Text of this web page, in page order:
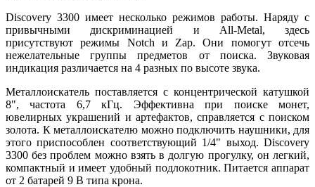
Discovery 3300 имеет несколько режимов работы. Наряду с
привычными дискриминацией и All-Metal, здесь
присутствуют режимы Notch и Zap. Они помогут отсечь
нежелательные группы предметов от поиска. Звуковая
индикация различается на 4 разных по высоте звука.
Металлоискатель поставляется с концентрической катушкой
8", частота 6,7 кГц. Эффективна при поиске монет,
ювелирных украшений и артефактов, справляется с поиском
золота. К металлоискателю можно подключить наушники, для
этого приспособлен соответствующий 1/4" выход. Discovery
3300 без проблем можно взять в долгую прогулку, он легкий,
компактный и имеет удобный подлокотник. Питается аппарат
от 2 батарей 9 В типа крона.